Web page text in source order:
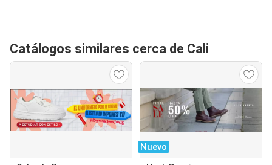
Catálogos similares cerca de Cali
Nuevo